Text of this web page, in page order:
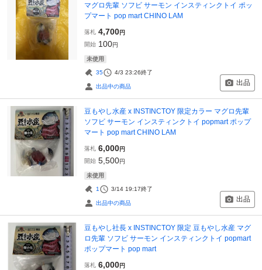
マグロ先輩 ソフビ サーモン インスティンクトイ ポッ
プマート pop mart CHINO LAM
落札 4,700円
開始 100円
未使用
35 4/3 23:26終了
出品中の商品 出品
豆もやし水産 x INSTINCTOY 限定カラー マグロ先輩
ソフビ サーモン インスティンクトイ popmart ポップ
マート pop mart CHINO LAM
落札 6,000円
開始 5,500円
未使用
1 3/14 19:17終了
出品中の商品 出品
豆もやし社長 x INSTINCTOY 限定 豆もやし水産 マグ
ロ先輩 ソフビ サーモン インスティンクトイ popmart
ポップマート pop mart
落札 6,000円